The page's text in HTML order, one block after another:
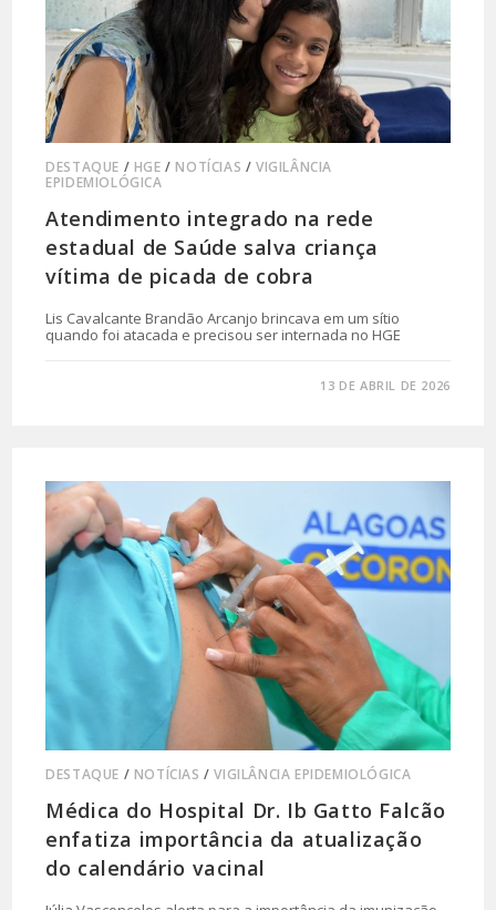
DESTAQUE / HGE /NOTÍCIAS /VIGILÂNCIA
EPIDEMIOLÓGICA
Atendimento integrado na rede
estadual de Saúde salva criança
vítima de picada de cobra
Lis Cavalcante Brandão Arcanjo brincava em um sítio
quando foi atacada e precisou ser internada no HGE
13 DE ABRIL DE 2026
DESTAQUE / NOTÍCIAS /VIGILÂNCIA EPIDEMIOLÓGICA
Médica do Hospital Dr. Ib Gatto Falcão
enfatiza importância da atualização
do calendário vacinal